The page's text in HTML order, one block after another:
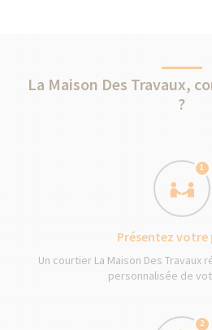
La Maison Des Travaux,
?
1
Présentez
Un courtier La Maison Des Travaux
personnalisée de
2